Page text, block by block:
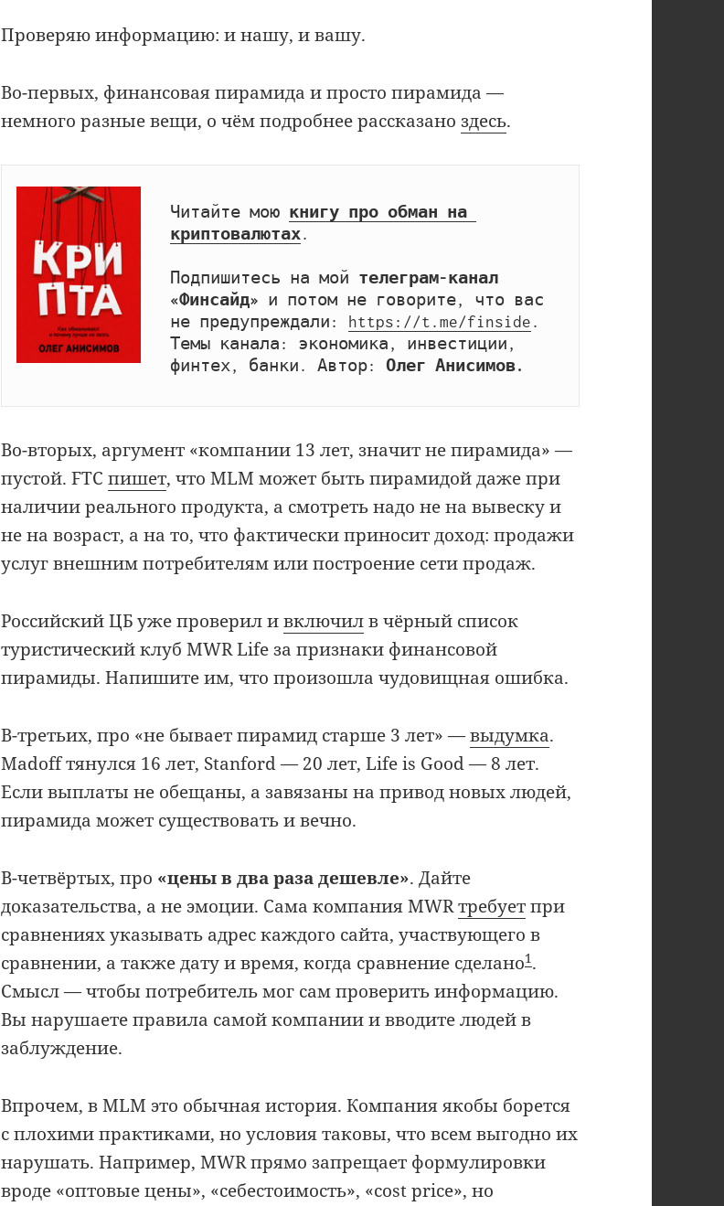
Проверяю информацию: и нашу, и вашу.
Во-первых, финансовая пирамида и просто пирамида —
немного разные вещи, о чём подробнее рассказаноздесь.
Читайте мою книгу про обман на
криптовалютах.
Подпишитесь на мой телеграм-канал
«Финсайд» и потом не говорите, что вас
не предупреждали:
https://t.me/finside .
Темы канала: экономика, инвестиции,
финтех, банки. Автор: Олег Анисимов.
Во-вторых, аргумент «компании 13 лет, значит не пирамида» —
пустой. FTCпишет, что MLM может быть пирамидой даже при
наличии реального продукта, а смотреть надо не на вывеску и
не на возраст, а на то, что фактически приносит доход: продажи
услуг внешним потребителям или построение сети продаж.
Российский ЦБ уже проверил ивключилв чёрный список
туристический клуб MWR Life за признаки финансовой
пирамиды. Напишите им, что произошла чудовищная ошибка.
В-третьих, про «не бывает пирамид старше 3 лет» —выдумка.
Madoff тянулся 16 лет, Stanford — 20 лет, Life is Good — 8 лет.
Если выплаты не обещаны, а завязаны на привод новых людей,
пирамида может существовать и вечно.
В-четвёртых, про «цены в два раза дешевле». Дайте
доказательства, а не эмоции. Сама компания MWRтребуетпри
сравнениях указывать адрес каждого сайта, участвующего в
сравнении, а также дату и время, когда сравнение сделано1 .
Смысл — чтобы потребитель мог сам проверить информацию.
Вы нарушаете правила самой компании и вводите людей в
заблуждение.
Впрочем, в MLM это обычная история. Компания якобы борется
с плохими практиками, но условия таковы, что всем выгодно их
нарушать. Например, MWR прямо запрещает формулировки
вроде «оптовые цены», «себестоимость», «cost price», но